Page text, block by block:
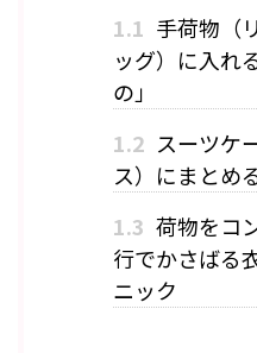
1.1 手荷物（
ッグ）に入れ
の」
1.2 スーツケ
ス）にまとめ
1.3 荷物をコ
行でかさばる
ニック